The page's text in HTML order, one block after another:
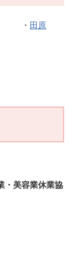
田原
美容業休業協